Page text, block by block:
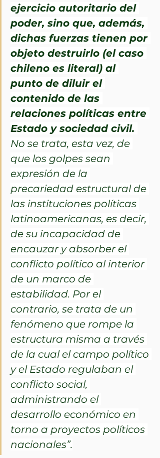
ejercicio autoritario del
poder, sino que, además,
dichas fuerzas tienen por
objeto destruirlo (el caso
chileno es literal) al
punto de diluir el
contenido de las
relaciones políticas entre
Estado y sociedad civil.
No se trata, esta vez, de
que los golpes sean
expresión de la
precariedad estructural de
las instituciones políticas
latinoamericanas, es decir,
de su incapacidad de
encauzar y absorber el
conflicto político al interior
de un marco de
estabilidad. Por el
contrario, se trata de un
fenómeno que rompe la
estructura misma a través
de la cual el campo político
y el Estado regulaban el
conflicto social,
administrando el
desarrollo económico en
torno a proyectos políticos
nacionales”.